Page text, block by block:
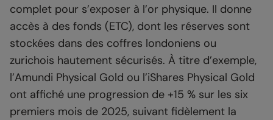
complet pour s’exposer à l’or physique. Il donne
accès à des fonds (ETC), dont les réserves sont
stockées dans des coffres londoniens ou
zurichois hautement sécurisés. À titre d’exemple,
l’Amundi Physical Gold ou l’iShares Physical Gold
ont affiché une progression de +15 % sur les six
premiers mois de 2025, suivant fidèlement la